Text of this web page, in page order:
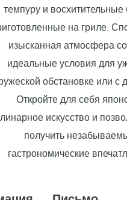
темпуру и восхитительные
на гриле.
изысканная атмосфера
идеальные условия для
обстановке или с
Откройте для себя
искусство и
получить
гастрономические